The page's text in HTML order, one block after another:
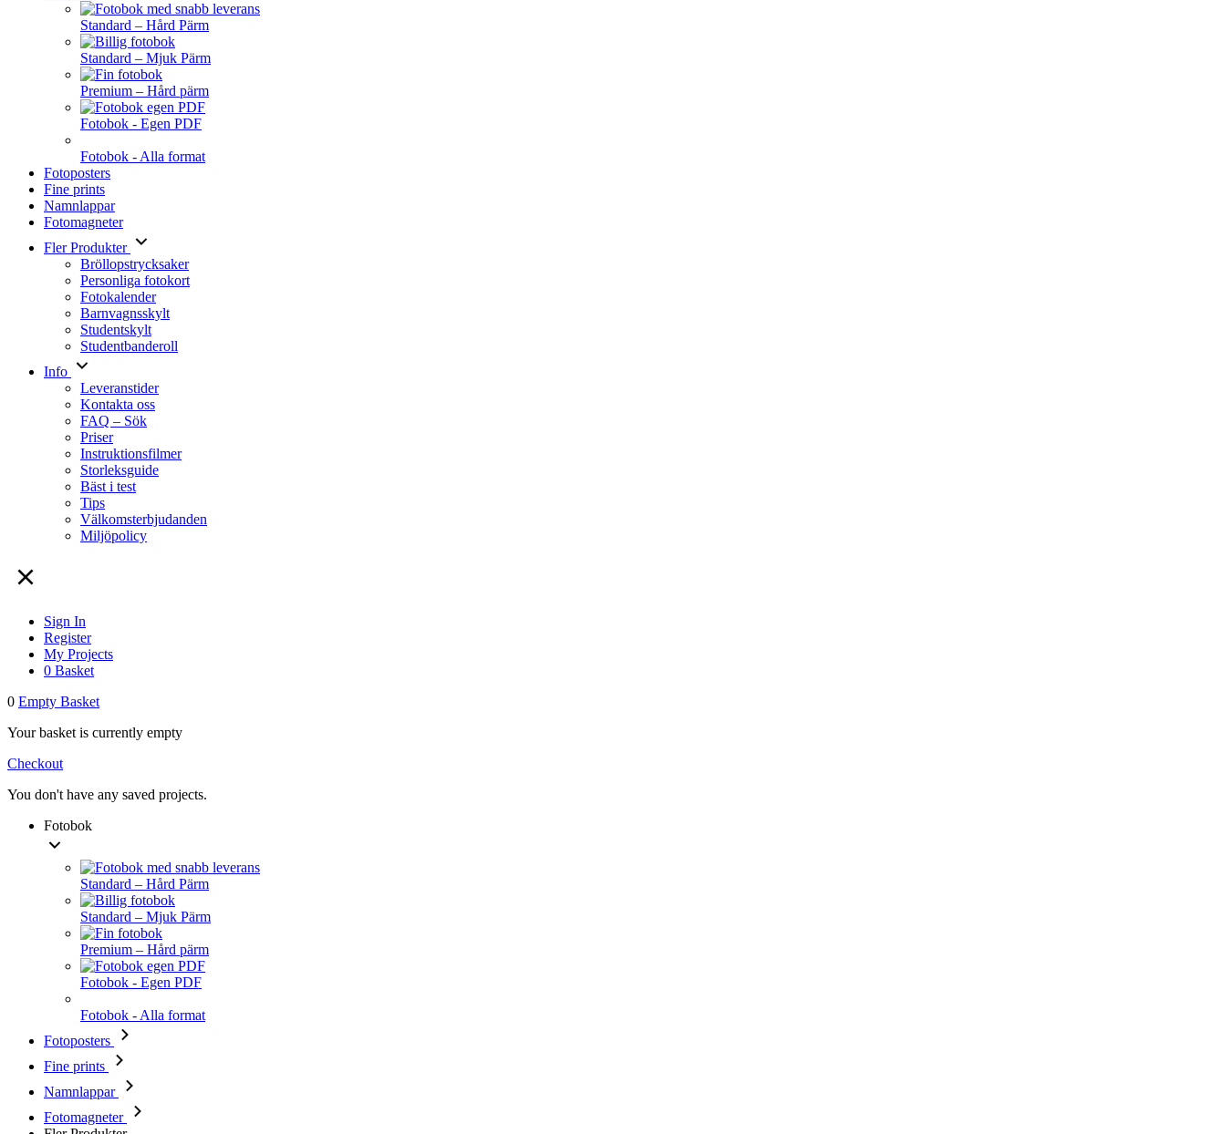
Standard – Hård Pärm
Standard – Mjuk Pärm
Premium – Hård pärm
Fotobok - Egen PDF
Fotobok - Alla format
Fotoposters
Fine prints
Namnlappar
Fotomagneter
Fler Produkter
Bröllopstrycksaker
Personliga fotokort
Fotokalender
Barnvagnsskylt
Studentskylt
Studentbanderoll
Info
Leveranstider
Kontakta oss
FAQ – Sök
Priser
Instruktionsfilmer
Storleksguide
Bäst i test
Tips
Välkomsterbjudanden
Miljöpolicy
Sign In
Register
My Projects
0 Basket
0 Empty Basket
Your basket is currently empty
Checkout
You don't have any saved projects.
Fotobok
Standard – Hård Pärm
Standard – Mjuk Pärm
Premium – Hård pärm
Fotobok - Egen PDF
Fotobok - Alla format
Fotoposters
Fine prints
Namnlappar
Fotomagneter